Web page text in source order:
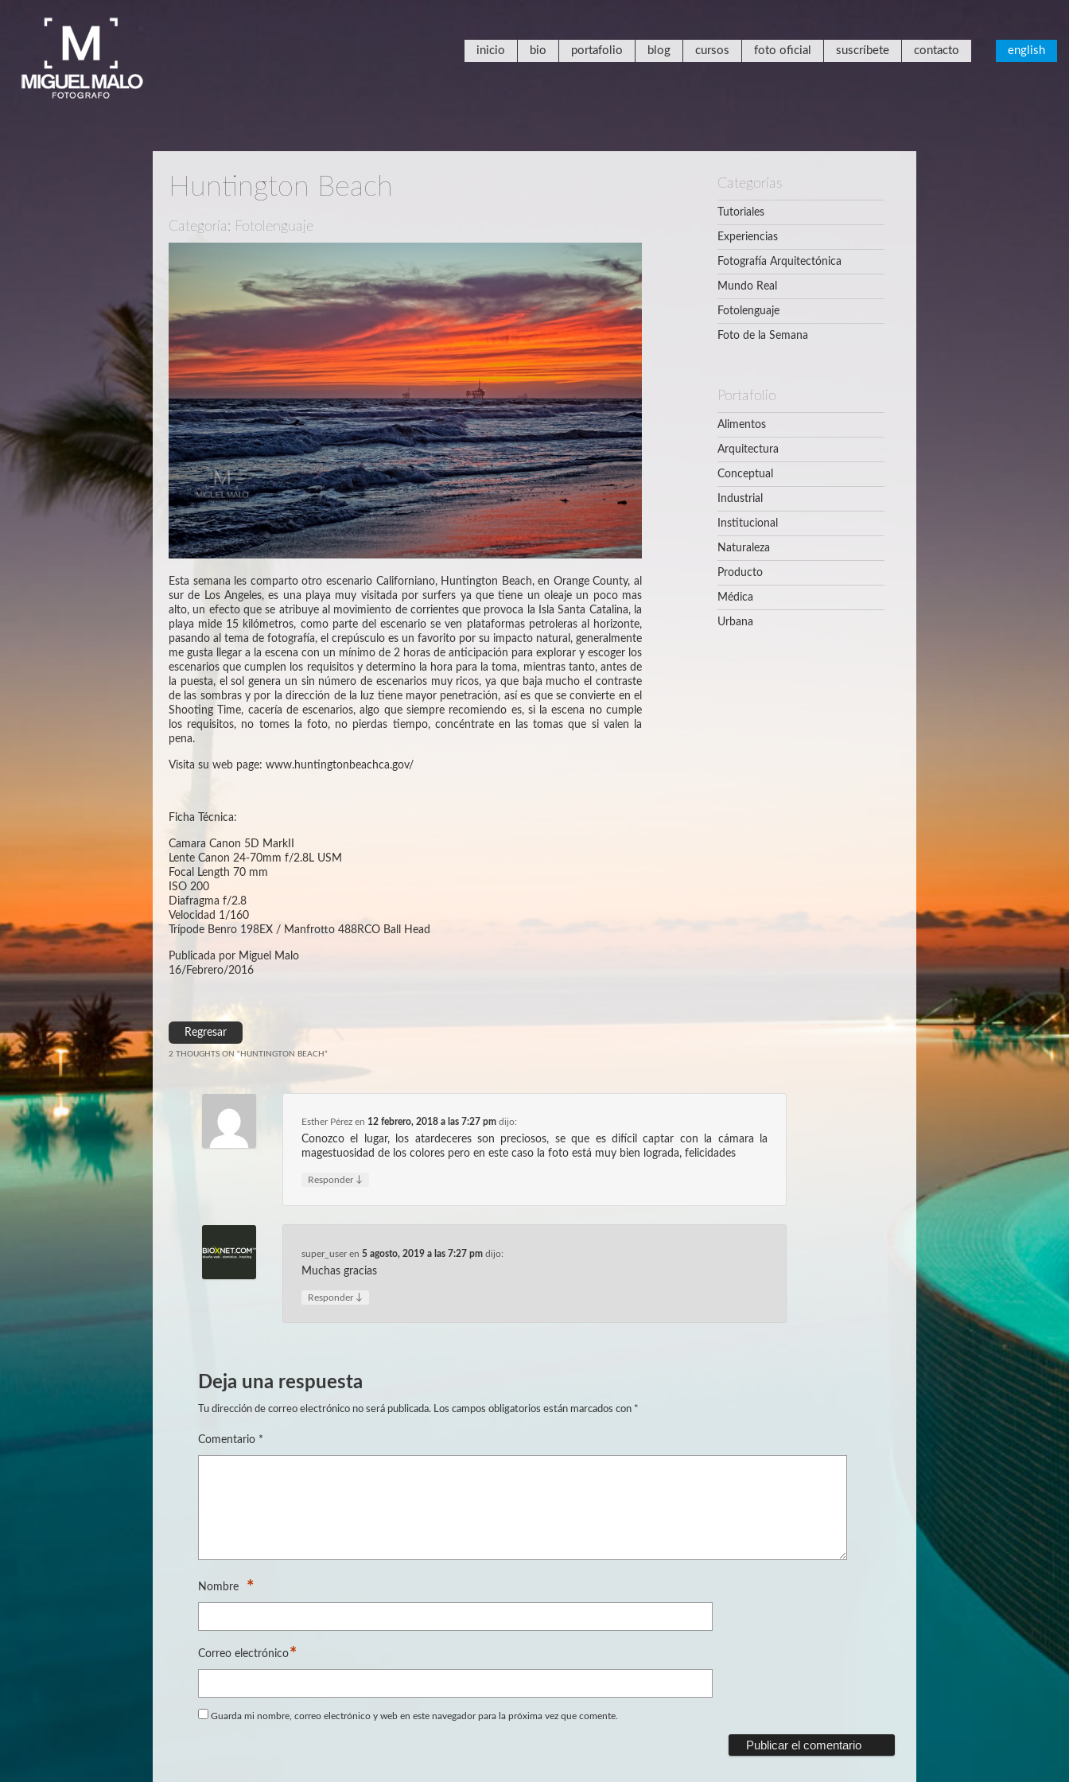
inicio bio portafolio blog cursos foto oficial suscríbete contacto english
Huntington Beach
Categoría: Fotolenguaje
Esta semana les comparto otro escenario Californiano, Huntington Beach, en Orange County, al
sur de Los Angeles, es una playa muy visitada por surfers ya que tiene un oleaje un poco mas
alto, un efecto que se atribuye al movimiento de corrientes que provoca la Isla Santa Catalina, la
playa mide 15 kilómetros, como parte del escenario se ven plataformas petroleras al horizonte,
pasando al tema de fotografía, el crepúsculo es un favorito por su impacto natural, generalmente
me gusta llegar a la escena con un mínimo de 2 horas de anticipación para explorar y escoger los
escenarios que cumplen los requisitos y determino la hora para la toma, mientras tanto, antes de
la puesta, el sol genera un sin número de escenarios muy ricos, ya que baja mucho el contraste
de las sombras y por la dirección de la luz tiene mayor penetración, así es que se convierte en el
Shooting Time, cacería de escenarios, algo que siempre recomiendo es, si la escena no cumple
los requisitos, no tomes la foto, no pierdas tiempo, concéntrate en las tomas que si valen la
pena.
Visita su web page: www.huntingtonbeachca.gov/
Ficha Técnica:
Camara Canon 5D MarkII
Lente Canon 24-70mm f/2.8L USM
Focal Length 70 mm
ISO 200
Diafragma f/2.8
Velocidad 1/160
Trípode Benro 198EX / Manfrotto 488RCO Ball Head
Publicada por Miguel Malo
16/Febrero/2016
Categorías
Tutoriales
Experiencias
Fotografía Arquitectónica
Mundo Real
Fotolenguaje
Foto de la Semana
Portafolio
Alimentos
Arquitectura
Conceptual
Industrial
Institucional
Naturaleza
Producto
Médica
Urbana
Regresar
2 THOUGHTS ON “HUNTINGTON BEACH ”
Esther Pérezen 12 febrero, 2018 a las 7:27 pm dijo:
Conozco el lugar, los atardeceres son preciosos, se que es difícil captar con la cámara la
magestuosidad de los colores pero en este caso la foto está muy bien lograda, felicidades
Responder ↓
super_useren 5 agosto, 2019 a las 7:27 pm dijo:
Muchas gracias
Responder ↓
Deja una respuesta
Tu dirección de correo electrónico no será publicada. Los campos obligatorios están marcados con *
Comentario *
Nombre *
Correo electrónico*
Guarda mi nombre, correo electrónico y web en este navegador para la próxima vez que comente.